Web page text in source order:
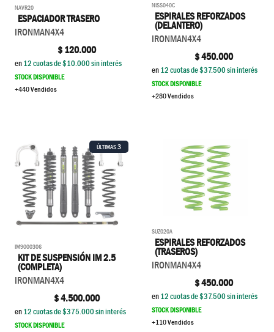
NAVR20
ESPACIADOR TRASERO
IRONMAN4X4
$120.000
en12cuotas de $10.000sin interés
STOCK DISPONIBLE
+440 Vendidos
NISS040C
ESPIRALES REFORZADOS
(DELANTERO)
IRONMAN4X4
$450.000
en12cuotas de $37.500sin interés
STOCK DISPONIBLE
+280 Vendidos
ÚLTIMAS3
IM9000306
KIT DE SUSPENSIÓN IM 2.5
(COMPLETA)
IRONMAN4X4
$4.500.000
en12cuotas de $375.000sin interés
STOCK DISPONIBLE
SUZ020A
ESPIRALES REFORZADOS
(TRASEROS)
IRONMAN4X4
$450.000
en12cuotas de $37.500sin interés
STOCK DISPONIBLE
+110 Vendidos